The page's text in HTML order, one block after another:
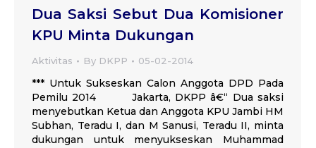
Dua Saksi Sebut Dua Komisioner
KPU Minta Dukungan
Aktivitas By DKPP 05-02-2014
*** Untuk Sukseskan Calon Anggota DPD Pada
Pemilu 2014 Jakarta, DKPP â€“ Dua saksi
menyebutkan Ketua dan Anggota KPU Jambi HM
Subhan, Teradu I, dan M Sanusi, Teradu II, minta
dukungan untuk menyukseskan Muhammad